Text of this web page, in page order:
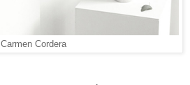
Carmen Cordera